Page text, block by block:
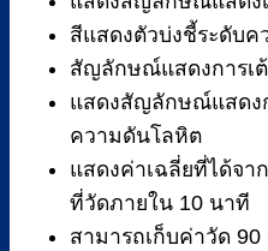
สีแสดงตัวบ่งชี้ระดับ
สัญลักษณ์แสดงการเ
แสดงสัญลักษณ์แสดง
ความดันโลหิต
แสดงค่าเฉลี่ยที่ได้จา
ที่วัดภายใน 10 นาที
สามารถเก็บค่าวัด